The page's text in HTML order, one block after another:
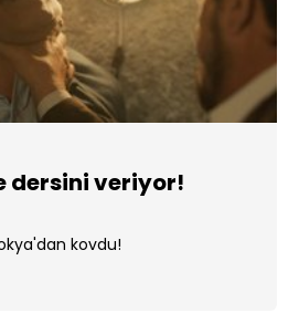
dersini veriyor!
kovdu!